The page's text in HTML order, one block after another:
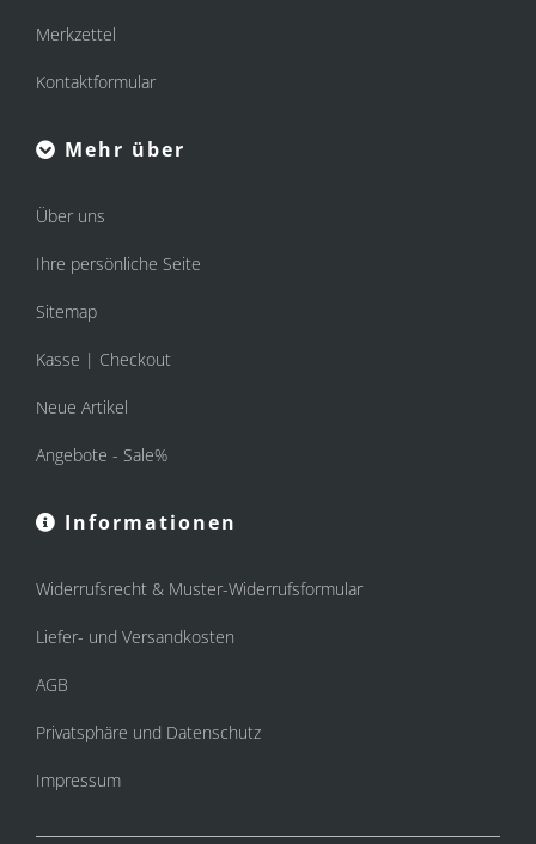
Merkzettel
Kontaktformular
Mehr über
Über uns
Ihre persönliche Seite
Sitemap
Kasse | Checkout
Neue Artikel
Angebote - Sale%
Informationen
Widerrufsrecht & Muster-Widerrufsformular
Liefer- und Versandkosten
AGB
Privatsphäre und Datenschutz
Impressum